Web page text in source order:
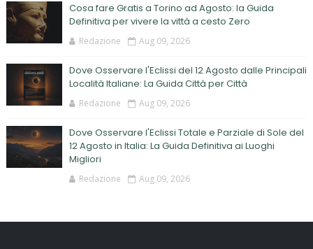
Cosa fare Gratis a Torino ad Agosto: la Guida
Definitiva per vivere la vittà a cesto Zero
Redazione Aug 09, 2026
Dove Osservare l'Eclissi del 12 Agosto dalle Principali
Località Italiane: La Guida Città per Città
Redazione Aug 09, 2026
Dove Osservare l'Eclissi Totale e Parziale di Sole del
12 Agosto in Italia: La Guida Definitiva ai Luoghi
Migliori
Redazione Aug 09, 2026